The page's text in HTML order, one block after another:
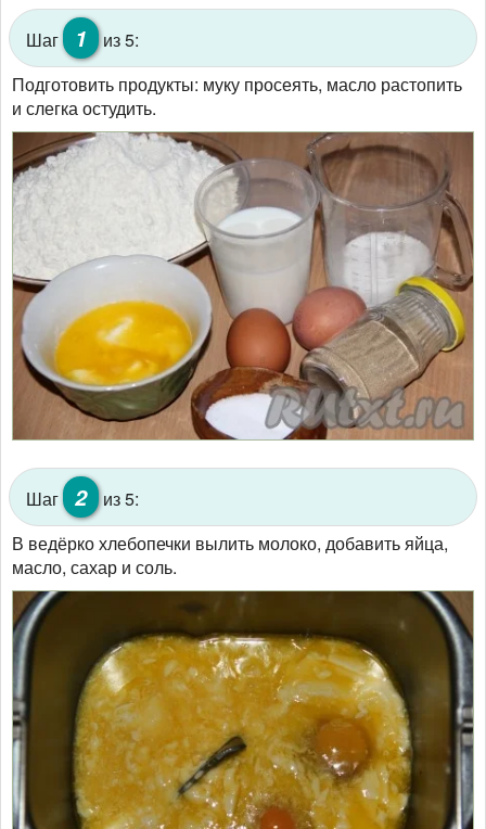
Шаг 1
из 5:
Подготовить продукты: муку просеять, масло растопить
и слегка остудить.
Шаг 2
из 5:
В ведёрко хлебопечки вылить молоко, добавить яйца,
масло, сахар и соль.